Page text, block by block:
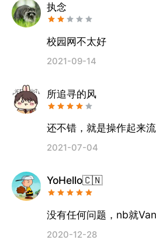
执念
校园网不太好
2021-09-14
所追寻的风
还不错，就是操作起来
2021-07-04
YoHello🇨🇳
没有任何问题，nb就
2020-12-28